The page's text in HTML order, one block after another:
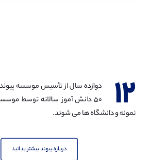
۱۲
۵۰ دانش آموز سالانه توسط
نمونه و دانشگاه ها می شوند.
درباره پیوند بیشتر بدانید